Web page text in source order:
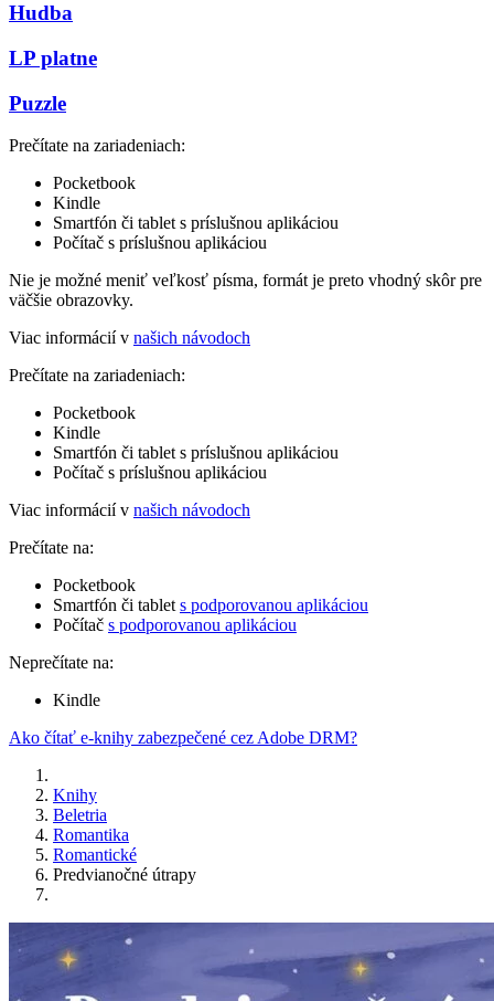
Hudba
LP platne
Puzzle
Prečítate na zariadeniach:
Pocketbook
Kindle
Smartfón či tablet s príslušnou aplikáciou
Počítač s príslušnou aplikáciou
Nie je možné meniť veľkosť písma, formát je preto vhodný skôr pre
väčšie obrazovky.
Viac informácií v našich návodoch
Prečítate na zariadeniach:
Pocketbook
Kindle
Smartfón či tablet s príslušnou aplikáciou
Počítač s príslušnou aplikáciou
Viac informácií v našich návodoch
Prečítate na:
Pocketbook
Smartfón či tablet s podporovanou aplikáciou
Počítač s podporovanou aplikáciou
Neprečítate na:
Kindle
Ako čítať e-knihy zabezpečené cez Adobe DRM?
Knihy
Beletria
Romantika
Romantické
Predvianočné útrapy